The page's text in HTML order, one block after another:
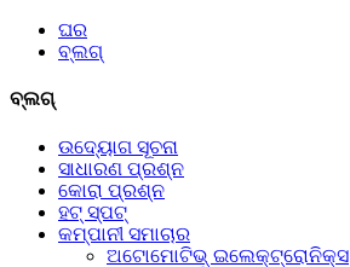
ଘର
ବ୍ଲଗ୍
ବ୍ଲଗ୍
ଉଦ୍ୟୋଗ ସୂଚନା
ସାଧାରଣ ପ୍ରଶ୍ନ
କୋରା ପ୍ରଶ୍ନ
ହଟ୍‍ ସ୍ପଟ୍‍
କମ୍ପାନୀ ସମାଚାର
ଅଟୋମୋଟିଭ୍ ଇଲେକ୍ଟ୍ରୋନିକ୍ସ